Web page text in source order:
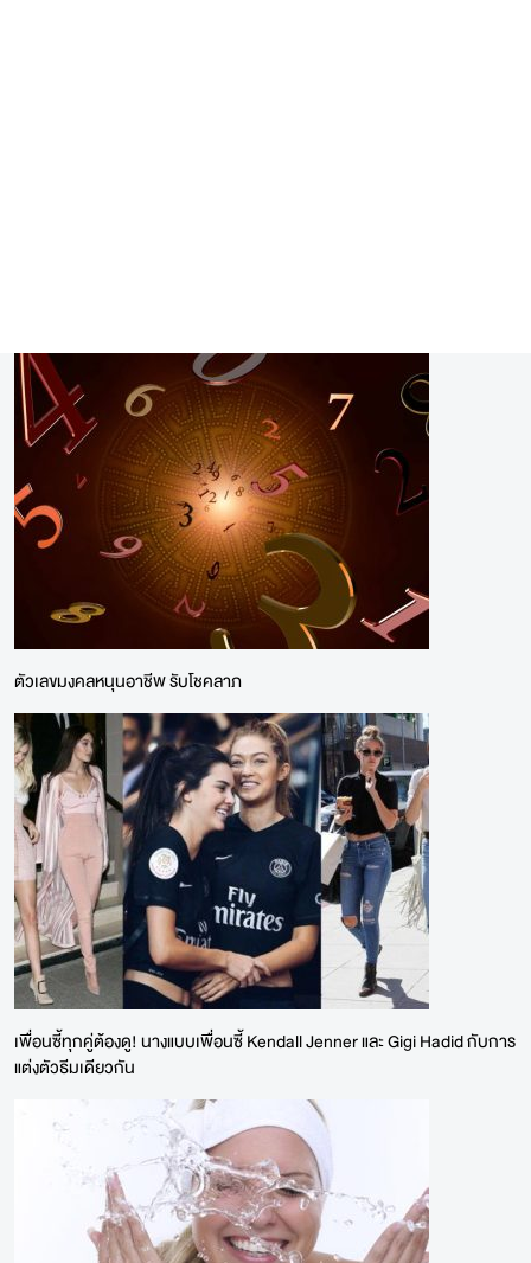
ตัวเลขมงคลหนุนอาชีพ รับโชคลาภ
เพื่อนซี้ทุกคู่ต้องดู! นางแบบเพื่อนซี้ Kendall Jenner และ Gigi Hadid กับการ
แต่งตัวธีมเดียวกัน